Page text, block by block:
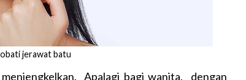
jerawat batu
Apalagi bagi wanita, dengan